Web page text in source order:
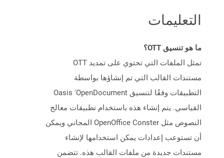
التعليمات
ما هو تنسيق OTT؟
تمثل الملفات التي تحتوي على تمديد OTT
مستندات القالب التي تم إنشاؤها بواسطة
التطبيقات وفقًا لتنسيق Oasis 'OpenDocument
القياسي. يتم إنشاء هذه باستخدام تطبيقات معالج
النصوص مثل OpenOffice Conster المجاني ويمكن
أن تستوعب إعدادات يمكن استخدامها لإنشاء
مستندات جديدة من ملفات القالب هذه. تتضمن